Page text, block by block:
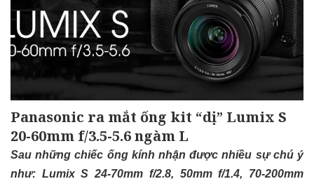
Panasonic ra mắt ống kit “dị” Lumix S
20-60mm f/3.5-5.6 ngàm L
Sau những chiếc ống kính nhận được nhiều sự chú ý
như: Lumix S 24-70mm f/2.8, 50mm f/1.4, 70-200mm